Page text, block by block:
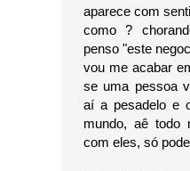
aparece com
como ?
penso "este
vou me acabar
se uma pessoa
aí a pesadelo e
mundo, aê todo
com eles, só